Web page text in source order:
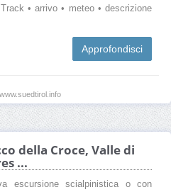
• arrivo • meteo • descrizione
Approfondisci
della Croce, Valle di
...
escursione scialpinistica o con